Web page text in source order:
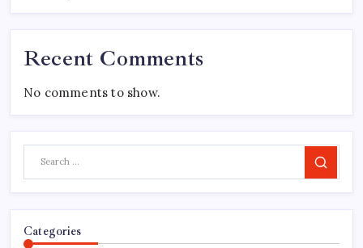
Recent Comments
No comments to show.
Search
Categories